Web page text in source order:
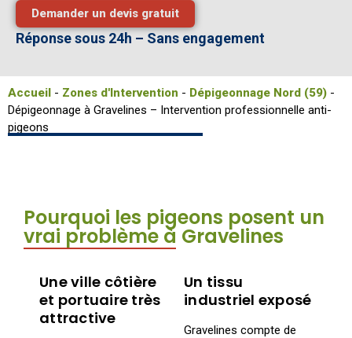
Demander un devis gratuit
Réponse sous 24h – Sans engagement
Accueil - Zones d'Intervention - Dépigeonnage Nord (59) -
Dépigeonnage à Gravelines – Intervention professionnelle anti-
pigeons
Pourquoi les pigeons posent un
vrai problème à Gravelines
Une ville côtière
et portuaire très
attractive
Un tissu
industriel exposé
Gravelines compte de